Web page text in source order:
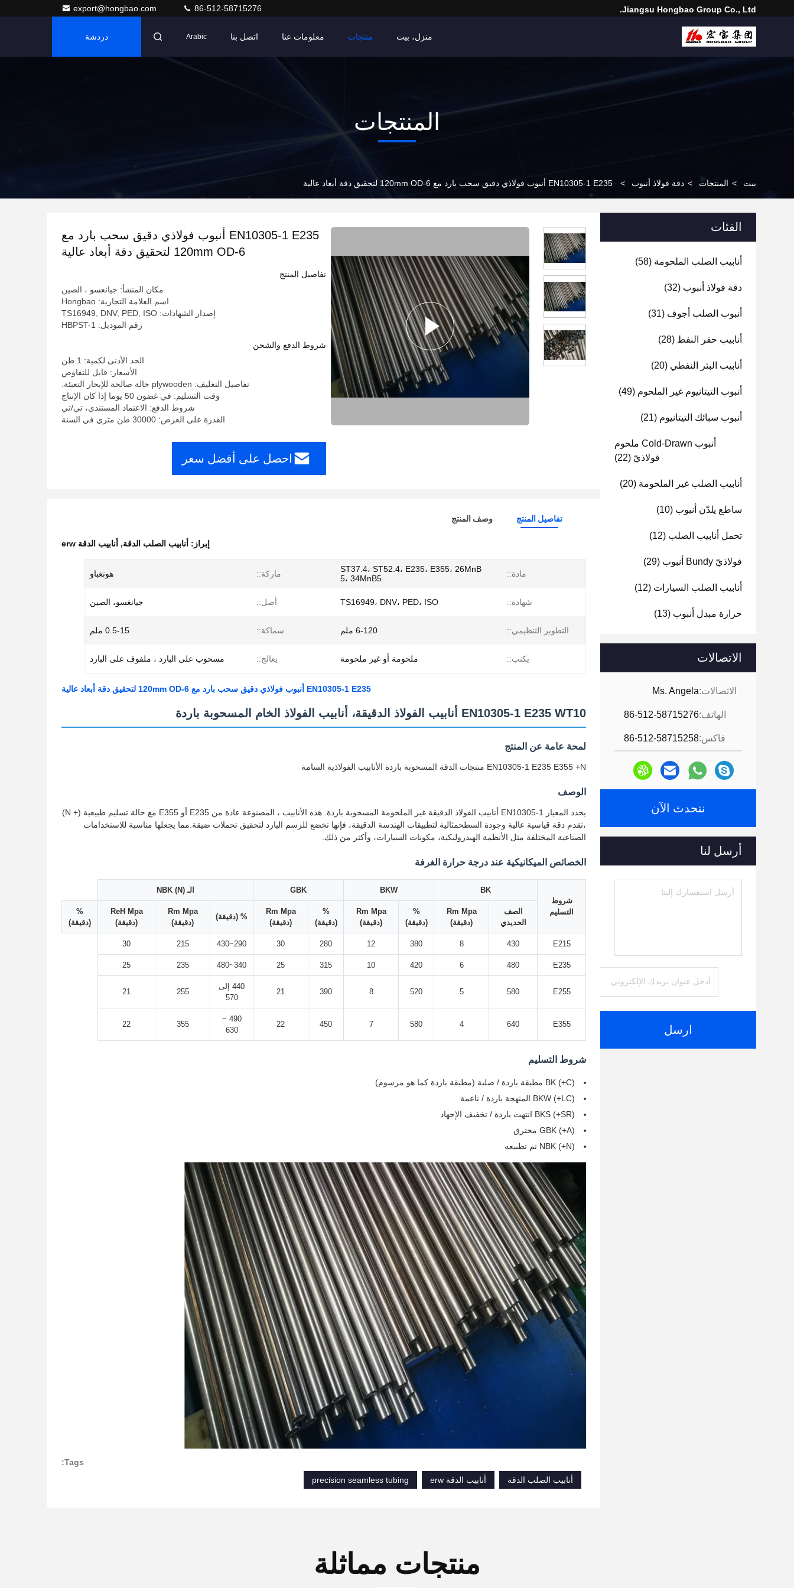
Jiangsu Hongbao Group Co., Ltd.
export@hongbao.com 86-512-58715276
منزل، بيت منتجات معلومات عنا اتصل بنا Arabic دردشة
المنتجات
بيت > المنتجات > دقة فولاذ أنبوب > EN10305-1 E235 أنبوب فولاذي دقيق سحب بارد مع 6-120mm OD لتحقيق دقة أبعاد عالية
الفئات
أنابيب الصلب الملحومة (58)
دقة فولاذ أنبوب (32)
أنبوب الصلب أجوف (31)
أنابيب حفر النفط (28)
أنابيب البئر النفطي (20)
أنبوب التيتانيوم غير الملحوم (49)
أنبوب سبائك التيتانيوم (21)
أنبوب Cold-Drawn ملحوم
فولاذيّ (22)
أنابيب الصلب غير الملحومة (20)
ساطع يلدّن أنبوب (10)
تحمل أنابيب الصلب (12)
فولاذيّ Bundy أنبوب (29)
أنابيب الصلب السيارات (12)
حرارة مبدل أنبوب (13)
الاتصالات
الاتصالات:Ms. Angela
الهاتف:86-512-58715276
فاكس:86-512-58715258
نتحدث الآن
أرسل لنا
ارسل
EN10305-1 E235 أنبوب فولاذي دقيق سحب بارد مع
6-120mm OD لتحقيق دقة أبعاد عالية
تفاصيل المنتج
مكان المنشأ: جيانغسو ، الصين
اسم العلامة التجارية: Hongbao
إصدار الشهادات: TS16949, DNV, PED, ISO
رقم الموديل: HBPST-1
شروط الدفع والشحن
الحد الأدنى لكمية: 1 طن
الأسعار: قابل للتفاوض
تفاصيل التغليف: plywooden حالة صالحة للإبحار التعبئة.
وقت التسليم: في غضون 50 يوما إذا كان الإنتاج
شروط الدفع: الاعتماد المستندي، تي/تي
القدرة على العرض: 30000 طن متري في السنة
احصل على أفضل سعر
تفاصيل المنتج وصف المنتج
إبراز: أنابيب الصلب الدقة, أنابيب الدقة erw
مادة::
ST37.4، ST52.4، E235، E355، 26MnB
5، 34MnB5
ماركة:: هونغباو
شهادة:: TS16949، DNV، PED، ISO أصل:: جيانغسو، الصين
التطوير التنظيمي:: 6-120 ملم سماكة:: 0.5-15 ملم
يكتب:: ملحومة أو غير ملحومة يعالج:: مسحوب على البارد ، ملفوف على البارد
EN10305-1 E235 أنبوب فولاذي دقيق سحب بارد مع 6-120mm OD لتحقيق دقة أبعاد عالية
EN10305-1 E235 WT10 أنابيب الفولاذ الدقيقة، أنابيب الفولاذ الخام المسحوبة باردة
لمحة عامة عن المنتج
EN10305-1 E235 E355 +N منتجات الدقة المسحوبة باردة الأنابيب الفولاذية السامة
الوصف
يحدد المعيار EN10305-1 أنابيب الفولاذ الدقيقة غير الملحومة المسحوبة باردة. هذه الأنابيب ، المصنوعة عادة من E235 أو E355 مع حالة تسليم طبيعية (+ N)
،تقدم دقة قياسية عالية وجودة السطحمثالية لتطبيقات الهندسة الدقيقة، فإنها تخضع للرسم البارد لتحقيق تحملات ضيقة.مما يجعلها مناسبة للاستخدامات
الصناعية المختلفة مثل الأنظمة الهيدروليكية، مكونات السيارات، وأكثر من ذلك.
الخصائص الميكانيكية عند درجة حرارة الغرفة
شروط
التسليم
BK
BKW
GBK الـ NBK (N)
الصف
الحديدي
Rm Mpa
(دقيقة)
%
(دقيقة)
Rm Mpa
(دقيقة)
%
(دقيقة)
Rm Mpa
(دقيقة)
% (دقيقة)
Rm Mpa
(دقيقة)
ReH Mpa
(دقيقة)
%
(دقيقة)
E215
430
8
380
12
280
30
290~430
215
30
E235
480
6
420
10
315
25
340~480
235
25
E255
580
5
520
8
390
21
440 إلى
570
255
21
E355
640
4
580
7
450
22
490 ~
630
355
22
شروط التسليم
BK (+C) مطبقة باردة / صلبة (مطبقة باردة كما هو مرسوم)
BKW (+LC) المنهجة باردة / ناعمة
BKS (+SR) انتهت باردة / تخفيف الإجهاد
GBK (+A) محترق
NBK (+N) تم تطبيعه
Tags:
أنابيب الصلب الدقة
أنابيب الدقة erw precision seamless tubing
منتجات مماثلة